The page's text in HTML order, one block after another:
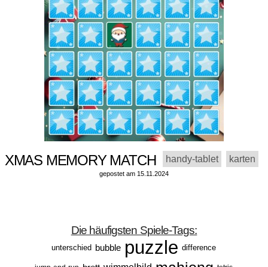
XMAS MEMORY MATCH handy-tablet karten
gepostet am 15.11.2024
Die häufigsten Spiele-Tags:
unterschied bubble puzzle difference